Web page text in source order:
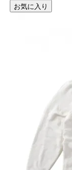
お気に入り